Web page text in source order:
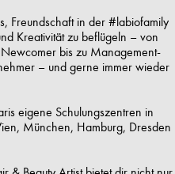
Freundschaft in der #labiofamily
Kreativität zu beflügeln – von
bis zu Management-
– und gerne immer wieder
eigene Schulungszentren in
München, Hamburg, Dresden